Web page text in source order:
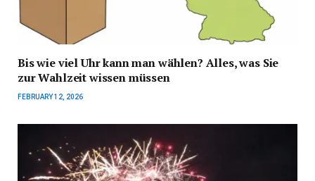
Bis wie viel Uhr kann man wählen? Alles, was Sie
zur Wahlzeit wissen müssen
FEBRUARY 12, 2026